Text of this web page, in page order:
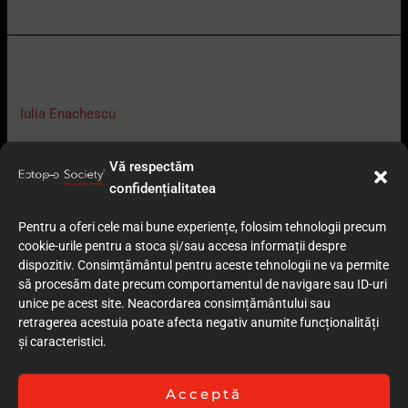
Vă respectăm
confidențialitatea
Pentru a oferi cele mai bune experiențe, folosim tehnologii precum
cookie-urile pentru a stoca și/sau accesa informații despre
dispozitiv. Consimțământul pentru aceste tehnologii ne va permite
să procesăm date precum comportamentul de navigare sau ID-uri
unice pe acest site. Neacordarea consimțământului sau
retragerea acestuia poate afecta negativ anumite funcționalități
și caracteristici.
Acceptă
Iulia Enachescu
–
Read More »
Caz 2 – Tratament Ortodontic
Iulia Enachescu
Sorry, but you do not have permission to view this content.
Caz
2
–
Tratament
Ortodontic